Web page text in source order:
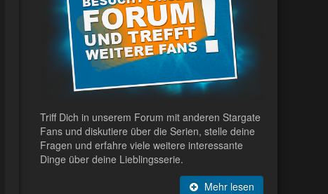
Triff Dich in unserem Forum mit anderen Stargate
Fans und diskutiere über die Serien, stelle deine
Fragen und erfahre viele weitere interessante
Dinge über deine Lieblingsserie.
Mehr lesen